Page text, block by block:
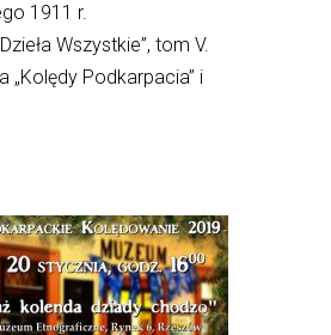
1911 r.
Wszystkie”, tom V.
„Kolędy Podkarpacia” i